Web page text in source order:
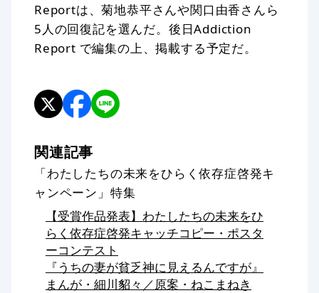
Reportは、菊地恭平さんや関口由香さんら
5人の回復記を選んだ。後日Addiction
Report で編集の上、掲載する予定だ。
関連記事
「わたしたちの未来をひらく依存症啓発キ
ャンペーン」特集
【受賞作品発表】わたしたちの未来をひ
らく依存症啓発キャッチコピー・ポスタ
ーコンテスト
『うちの妻が貧乏神に見えるんですが』
まんが・細川貂々／原案・ねこまねき